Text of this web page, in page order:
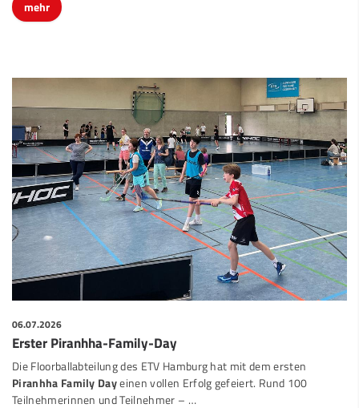
Erster Piranhha-Family-Day
Die Floorballabteilung des ETV Hamburg hat mit dem ersten
Piranhha Family Dayeinen vollen Erfolg gefeiert. Rund 100
Teilnehmerinnen und Teilnehmer –…